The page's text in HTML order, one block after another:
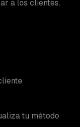
a los clientes.
tu método